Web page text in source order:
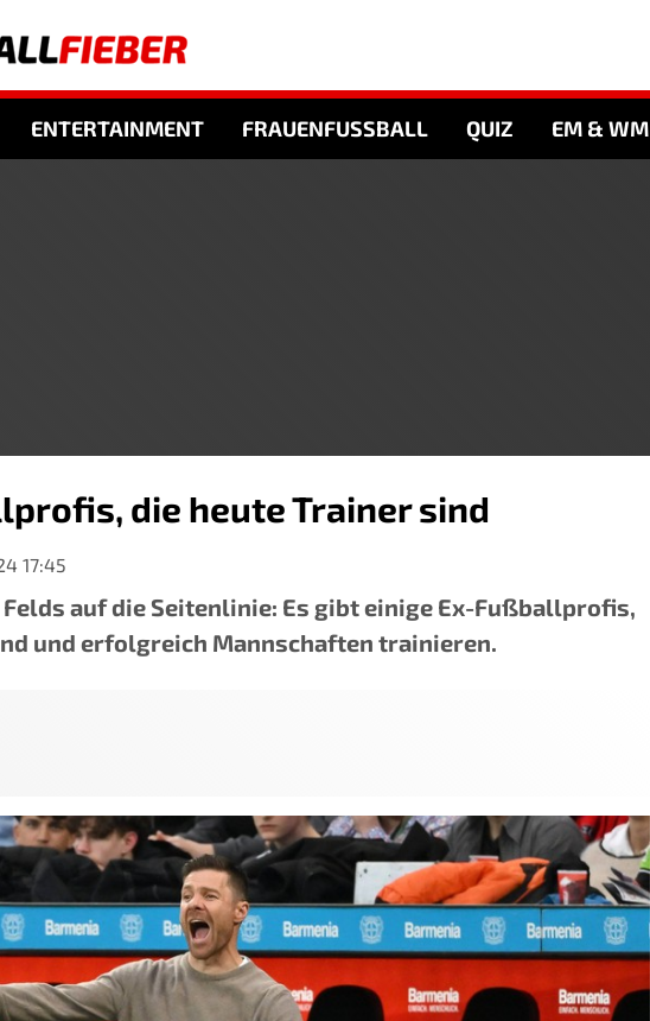
ENTERTAINMENT FRAUENFUSSBALL QUIZ EM & WM
die heute Trainer sind
17:45
auf die Seitenlinie: Es gibt einige Ex-Fußballprofis,
und erfolgreich Mannschaften trainieren.